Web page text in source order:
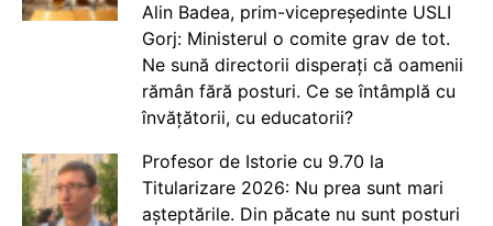
Alin Badea, prim-vicepreședinte USLI
Gorj: Ministerul o comite grav de tot.
Ne sună directorii disperați că oamenii
rămân fără posturi. Ce se întâmplă cu
învățătorii, cu educatorii?
Profesor de Istorie cu 9.70 la
Titularizare 2026: Nu prea sunt mari
așteptările. Din păcate nu sunt posturi